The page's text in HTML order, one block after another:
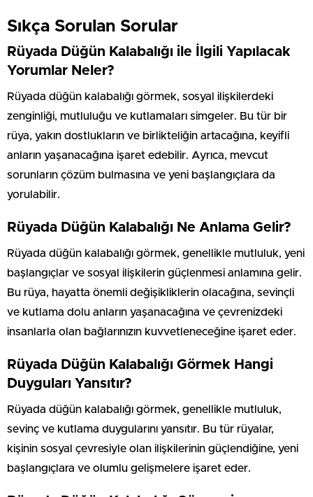
Sıkça Sorulan Sorular
Rüyada Düğün Kalabalığı ile İlgili Yapılacak
Yorumlar Neler?
Rüyada düğün kalabalığı görmek, sosyal ilişkilerdeki
zenginliği, mutluluğu ve kutlamaları simgeler. Bu tür bir
rüya, yakın dostlukların ve birlikteliğin artacağına, keyifli
anların yaşanacağına işaret edebilir. Ayrıca, mevcut
sorunların çözüm bulmasına ve yeni başlangıçlara da
yorulabilir.
Rüyada Düğün Kalabalığı Ne Anlama Gelir?
Rüyada düğün kalabalığı görmek, genellikle mutluluk, yeni
başlangıçlar ve sosyal ilişkilerin güçlenmesi anlamına gelir.
Bu rüya, hayatta önemli değişikliklerin olacağına, sevinçli
ve kutlama dolu anların yaşanacağına ve çevrenizdeki
insanlarla olan bağlarınızın kuvvetleneceğine işaret eder.
Rüyada Düğün Kalabalığı Görmek Hangi
Duyguları Yansıtır?
Rüyada düğün kalabalığı görmek, genellikle mutluluk,
sevinç ve kutlama duygularını yansıtır. Bu tür rüyalar,
kişinin sosyal çevresiyle olan ilişkilerinin güçlendiğine, yeni
başlangıçlara ve olumlu gelişmelere işaret eder.